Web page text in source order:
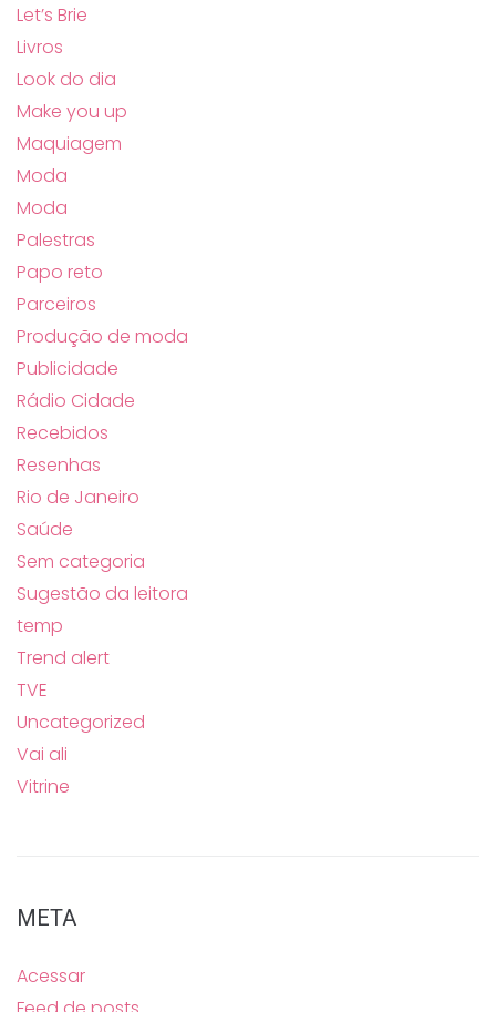
Let’s Brie
Livros
Look do dia
Make you up
Maquiagem
Moda
Moda
Palestras
Papo reto
Parceiros
Produção de moda
Publicidade
Rádio Cidade
Recebidos
Resenhas
Rio de Janeiro
Saúde
Sem categoria
Sugestão da leitora
temp
Trend alert
TVE
Uncategorized
Vai ali
Vitrine
META
Acessar